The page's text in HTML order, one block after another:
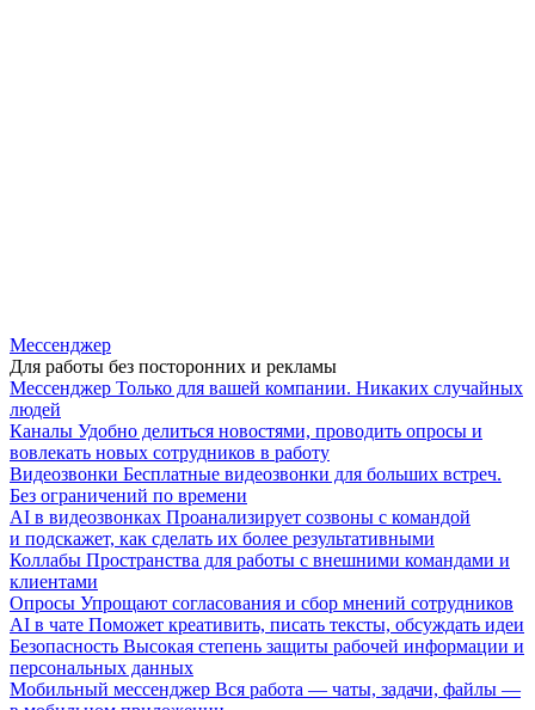
Мессенджер
Для работы без посторонних и рекламы
Мессенджер Только для вашей компании. Никаких случайных
людей
Каналы Удобно делиться новостями, проводить опросы и
вовлекать новых сотрудников в работу
Видеозвонки Бесплатные видеозвонки для больших встреч.
Без ограничений по времени
AI в видеозвонках Проанализирует созвоны с командой
и подскажет, как сделать их более результативными
Коллабы Пространства для работы с внешними командами и
клиентами
Опросы Упрощают согласования и сбор мнений сотрудников
AI в чате Поможет креативить, писать тексты, обсуждать идеи
Безопасность Высокая степень защиты рабочей информации и
персональных данных
Мобильный мессенджер Вся работа — чаты, задачи, файлы —